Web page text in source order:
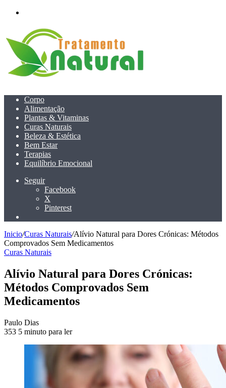
Corpo
Alimentação
Plantas & Vitaminas
Curas Naturais
Beleza & Estética
Bem Estar
Terapias
Equilíbrio Emocional
Seguir
Facebook
X
Pinterest
Inicio/Curas Naturais/Alívio Natural para Dores Crónicas: Métodos
Comprovados Sem Medicamentos
Curas Naturais
Alívio Natural para Dores Crónicas:
Métodos Comprovados Sem
Medicamentos
Paulo DiasSend
an
353 5 minuto para ler